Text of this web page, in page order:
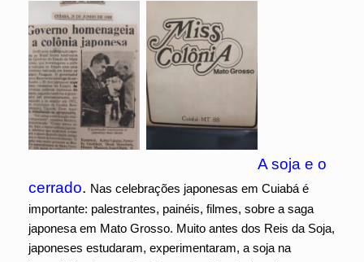
A soja e o
cerrado. Nas celebrações japonesas em Cuiabá é
importante: palestrantes, painéis, filmes, sobre a saga
japonesa em Mato Grosso. Muito antes dos Reis da Soja,
japoneses estudaram, experimentaram, a soja na